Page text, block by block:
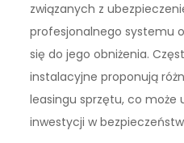
związanych z
profesjonalnego systemu
się do jego obniżenia.
instalacyjne proponują
leasingu sprzętu, co może
inwestycji w